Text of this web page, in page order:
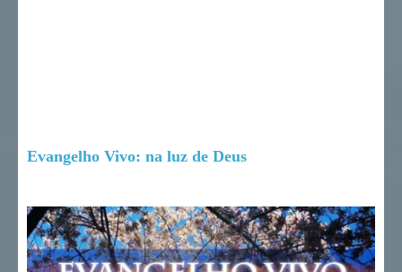
Evangelho Vivo: na luz de Deus